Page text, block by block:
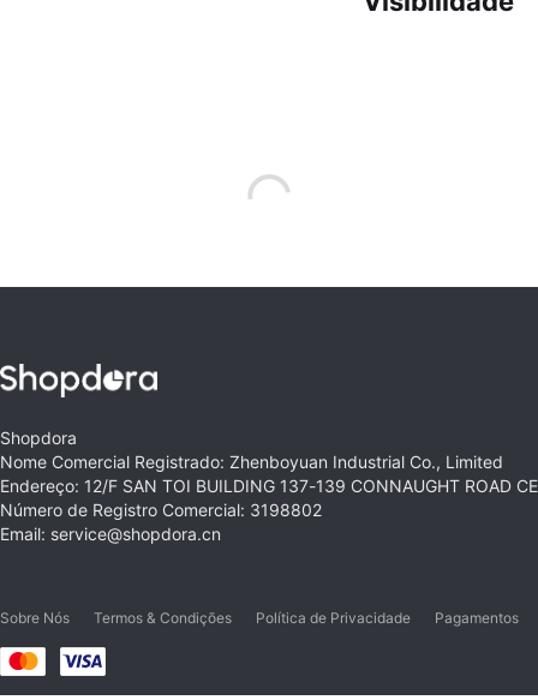
Shopdora
Nome Comercial Registrado: Zhenboyuan Industrial Co., Limited
Endereço: 12/F SAN TOI BUILDING 137-139 CONNAUGHT ROAD
Número de Registro Comercial: 3198802
Email: service@shopdora.cn
Sobre Nós Termos & Condições Política de Privacidade Pagamentos